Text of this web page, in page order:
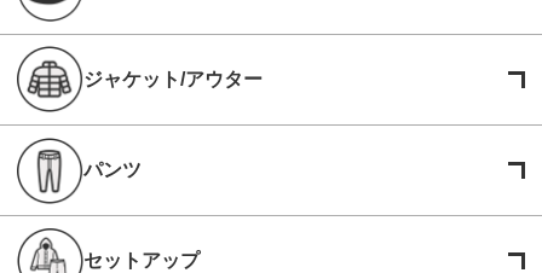
ジャケット/アウター
パンツ
セットアップ